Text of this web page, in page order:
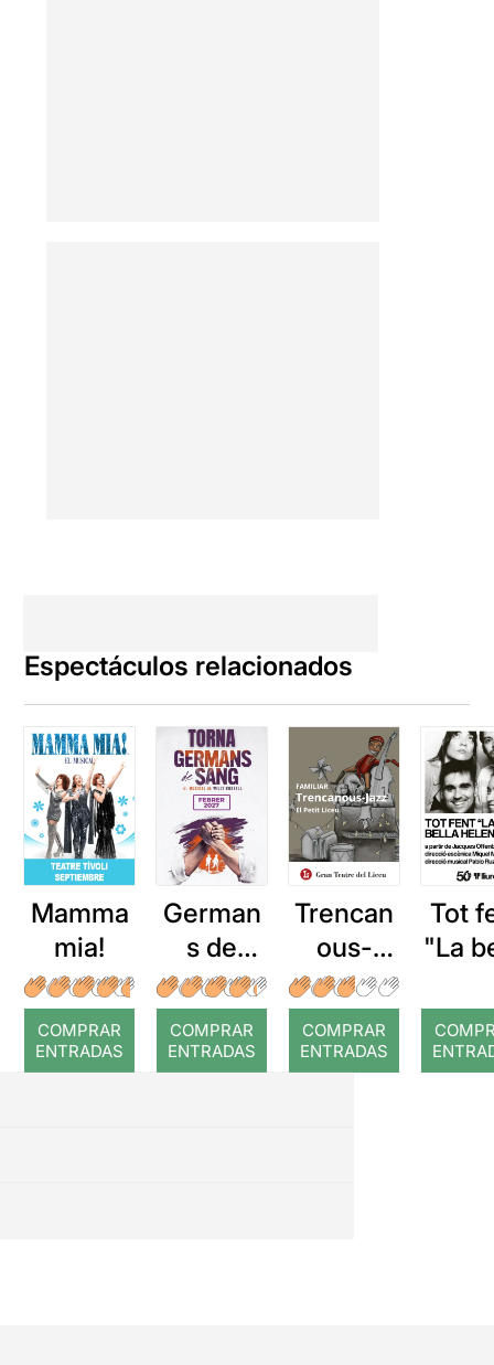
Espectáculos relacionados
Mamma
mia!
COMPRAR
ENTRADAS
German
s de
sang
COMPRAR
ENTRADAS
Trencan
ous-
Jazz
COMPRAR
ENTRADAS
Tot
"La